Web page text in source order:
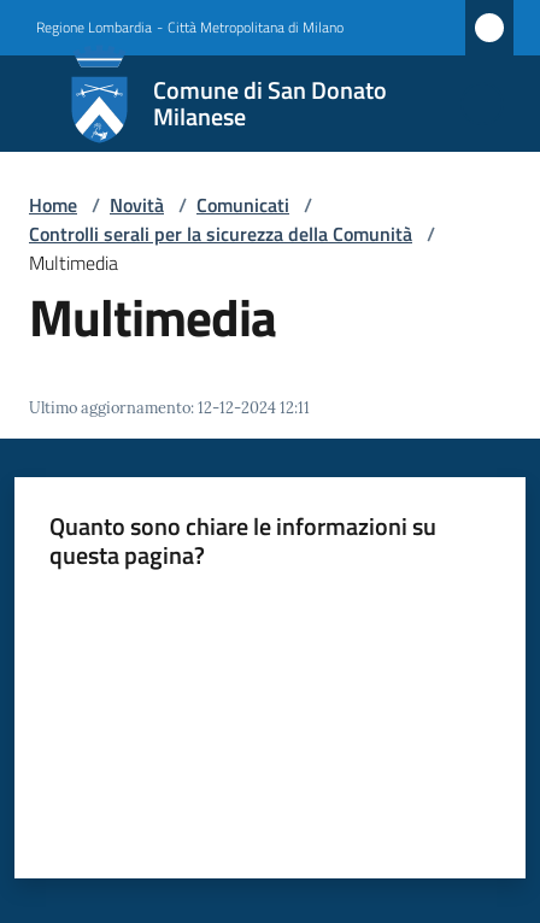
Regione Lombardia - Città Metropolitana di Milano
Comune di San Donato
Milanese
Comune
di San
Donato
Milanese
Amministrazione
San
Donato
Milanese
Home / Novità / Comunicati /
Controlli serali per la sicurezza della Comunità /
Multimedia
Multimedia
Ultimo aggiornamento:12-12-2024 12:11
Quanto sono chiare le informazioni su
questa pagina?